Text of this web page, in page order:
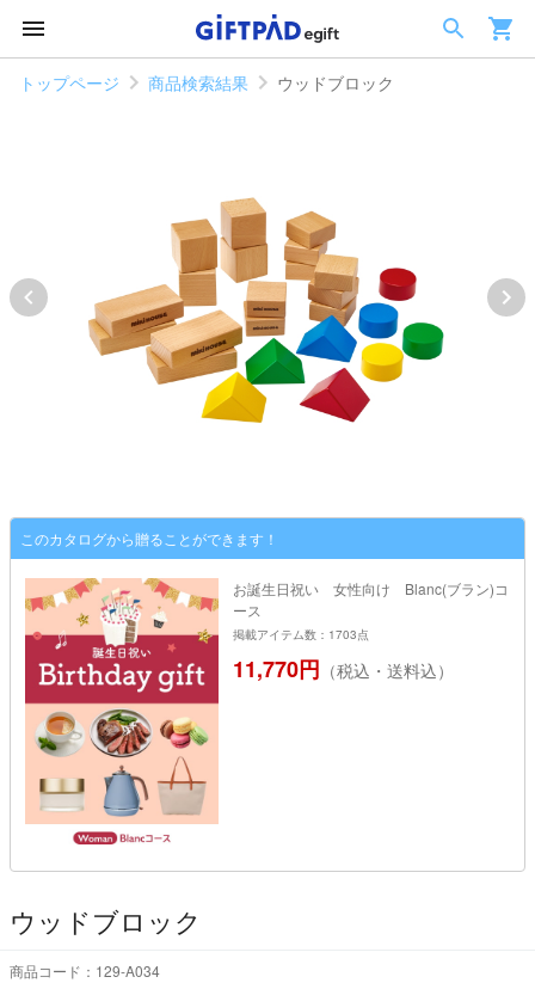
トップページ 商品検索結果 ウッドブロック
このカタログから贈ることができます！
お誕生日祝い 女性向け Blanc(ブラン)コ
ース
掲載アイテム数：1703点
11,770円 （税込・送料込）
ウッドブロック
商品コード：129-A034